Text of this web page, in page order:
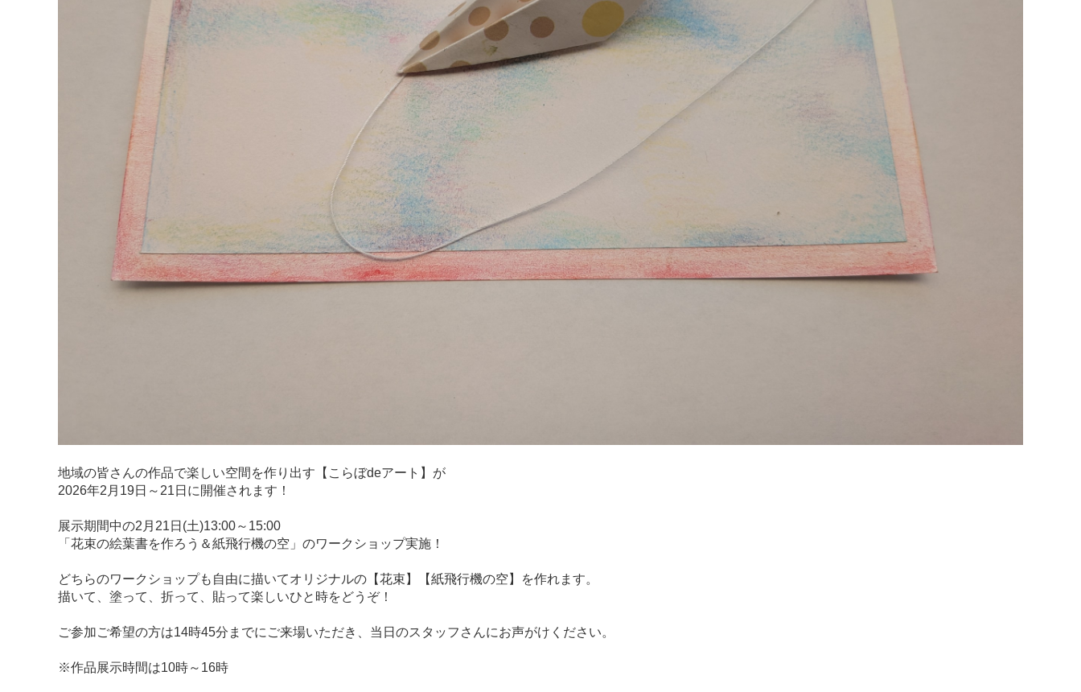
地域の皆さんの作品で楽しい空間を作り出す【こらぼdeアート】が
2026年2月19日～21日に開催されます！
展示期間中の2月21日(土)13:00～15:00
「花束の絵葉書を作ろう＆紙飛行機の空」のワークショップ実施！
どちらのワークショップも自由に描いてオリジナルの【花束】【紙飛行機の空】を作れます。
描いて、塗って、折って、貼って楽しいひと時をどうぞ！
ご参加ご希望の方は14時45分までにご来場いただき、当日のスタッフさんにお声がけください。
※作品展示時間は10時～16時